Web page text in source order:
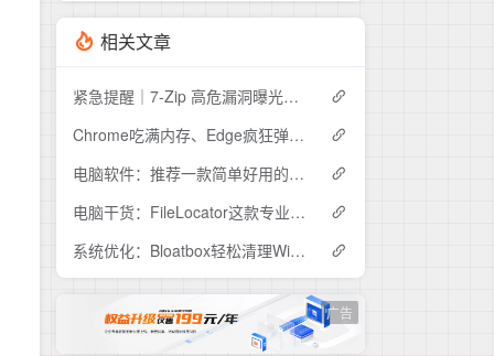
相关文章
紧急提醒｜7-Zip 高危漏洞曝光，你的电脑可能正在"裸奔"
Chrome吃满内存、Edge疯狂弹窗？Helium这款开源浏览器安静到离谱
电脑软件：推荐一款简单好用的视频压缩工具ShanaEncoder
电脑干货：FileLocator这款专业文件检索工具，解决99%的文件查找难题
系统优化：Bloatbox轻松清理Win10冗余预装应用
广告